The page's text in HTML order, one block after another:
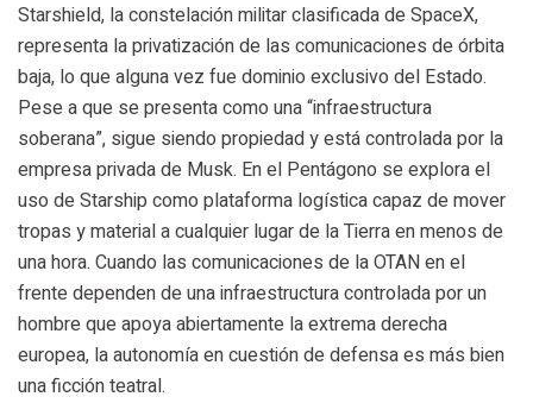
Starshield, la constelación militar clasificada de SpaceX,
representa la privatización de las comunicaciones de órbita
baja, lo que alguna vez fue dominio exclusivo del Estado.
Pese a que se presenta como una “infraestructura
soberana”, sigue siendo propiedad y está controlada por la
empresa privada de Musk. En el Pentágono se explora el
uso de Starship como plataforma logística capaz de mover
tropas y material a cualquier lugar de la Tierra en menos de
una hora. Cuando las comunicaciones de la OTAN en el
frente dependen de una infraestructura controlada por un
hombre que apoya abiertamente la extrema derecha
europea, la autonomía en cuestión de defensa es más bien
una ficción teatral.